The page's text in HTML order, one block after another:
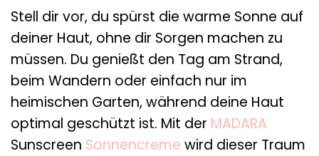
Stell dir vor, du spürst die warme Sonne auf
deiner Haut, ohne dir Sorgen machen zu
müssen. Du genießt den Tag am Strand,
beim Wandern oder einfach nur im
heimischen Garten, während deine Haut
optimal geschützt ist. Mit der MADARA
Sunscreen Sonnencreme wird dieser Traum